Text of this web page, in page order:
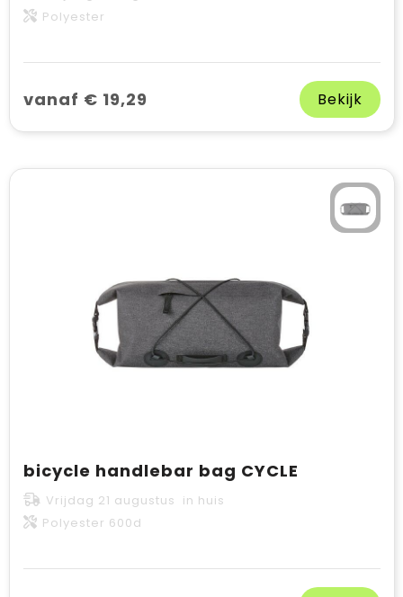
Polyester
vanaf € 19,29 Bekijk
bicycle handlebar bag CYCLE
Vrijdag 21 augustus in huis
Polyester 600d